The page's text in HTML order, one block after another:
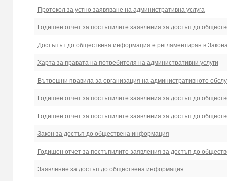
Протокол за устно заявяване на административна услуга
Годишен отчет за постъпилите заявления за достъп до
Достъпът до обществена информация е регламентиран в
Харта за правата на потребителя на административни услуги
Вътрешни правила за организация на административното
Годишен отчет за постъпилите заявления за достъп до
Годишен отчет за постъпилите заявления за достъп до
Закон за достъп до обществена информация
Годишен отчет за постъпилите заявления за достъп до
Заявление за достъп до обществена информация